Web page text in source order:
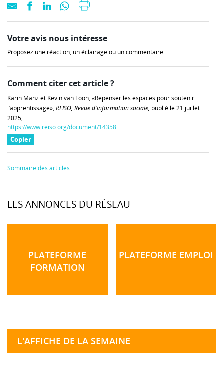
Votre avis nous intéresse
Proposez une réaction, un éclairage ou un commentaire
Comment citer cet article ?
Karin Manz et Kevin van Loon, «Repenser les espaces pour soutenir
l’apprentissage», REISO, Revue d'information sociale, publié le 21 juillet
2025,
https://www.reiso.org/document/14358
Copier
Sommaire des articles
LES ANNONCES DU RÉSEAU
PLATEFORME
FORMATION
PLATEFORME EMPLOI
L'AFFICHE DE LA SEMAINE